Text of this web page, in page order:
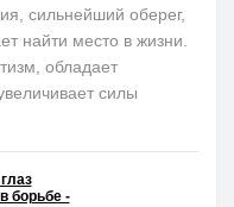
сильнейший оберег,
найти место в жизни.
обладает
силы
борьбе -